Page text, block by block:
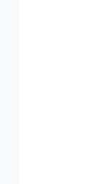
de